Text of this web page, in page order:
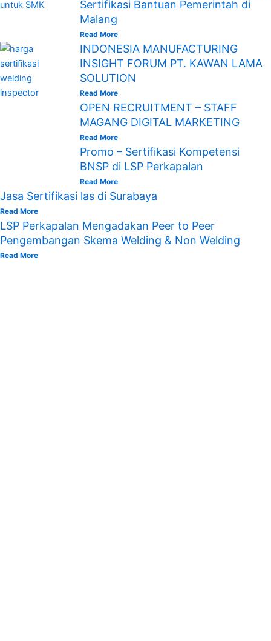
Sertifikasi Bantuan Pemerintah di
Malang
Read More
INDONESIA MANUFACTURING
INSIGHT FORUM PT. KAWAN LAMA
SOLUTION
Read More
OPEN RECRUITMENT – STAFF
MAGANG DIGITAL MARKETING
Read More
Promo – Sertifikasi Kompetensi
BNSP di LSP Perkapalan
Read More
Jasa Sertifikasi las di Surabaya
Read More
LSP Perkapalan Mengadakan Peer to Peer
Pengembangan Skema Welding & Non Welding
Read More